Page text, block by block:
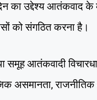
का उद्देश्य आतंकवाद
को संगठित करना है।
समूह आतंकवादी
असमानता,